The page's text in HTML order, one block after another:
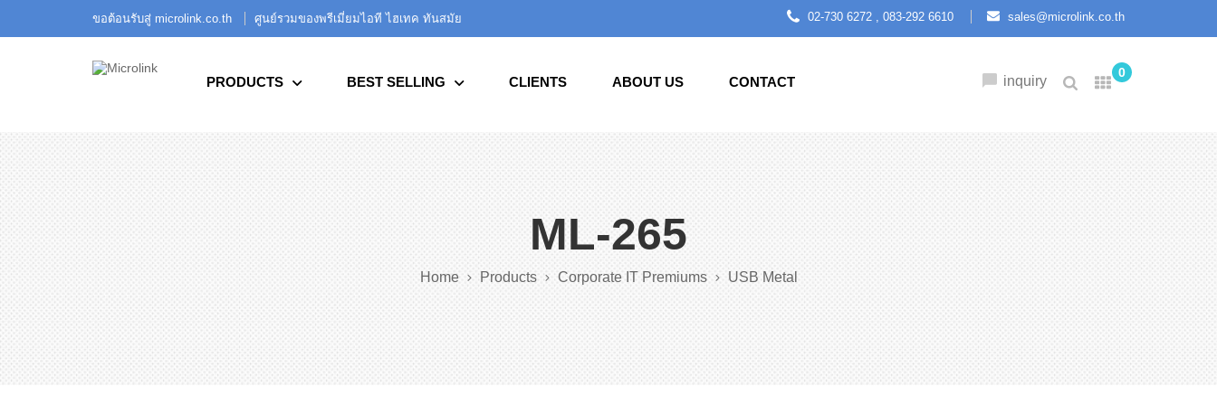
02-730 6272 , 083-292 6610 sales@microlink.co.th
ขอต้อนรับสู่ microlink.co.th ศูนย์รวมของพรีเมี่ยมไอที ไฮเทค ทันสมัย
0
inquiry
PRODUCTS BEST SELLING CLIENTS ABOUT US CONTACT
ML-265
Home Products Corporate IT Premiums USB Metal